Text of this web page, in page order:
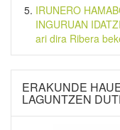
IRUNERO
INGURUAN
ari dira Ribera
ERAKUNDE
LAGUNTZEN